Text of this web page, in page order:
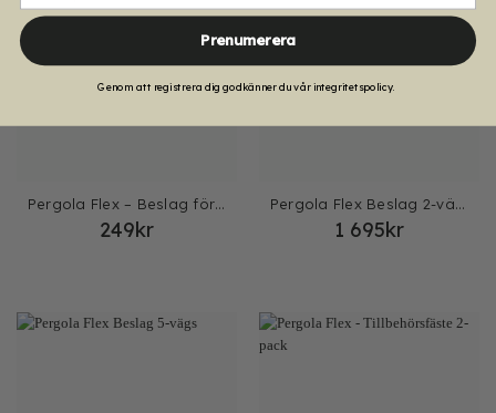
Pergola Flex – Beslag för regel 45mm, 2-pack
249kr
Pergola Flex Beslag 2-vägs
1 695kr
Prenumerera
Genom att registrera dig godkänner du vår integritetspolicy.